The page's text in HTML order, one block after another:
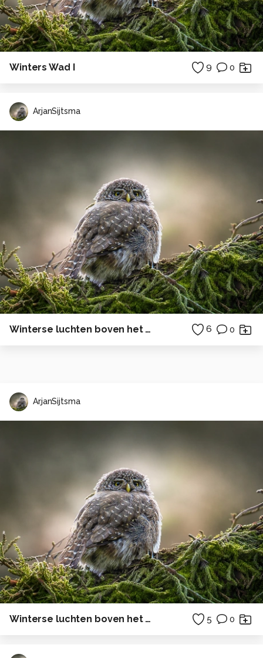
Winters Wad I 9 0
ArjanSijtsma
Winterse luchten boven het Wad VIII 6 0
ArjanSijtsma
Winterse luchten boven het Wad VII 5 0